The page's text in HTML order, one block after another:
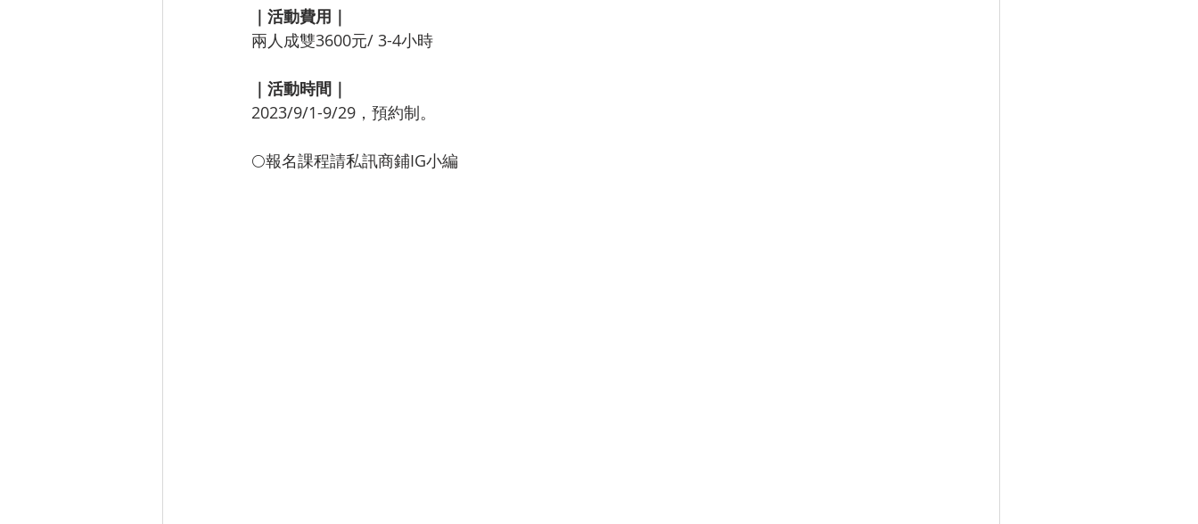
｜活動費用｜
兩人成雙3600元/ 3-4小時
｜活動時間｜
2023/9/1-9/29，預約制。
🌕報名課程請私訊商鋪IG小編